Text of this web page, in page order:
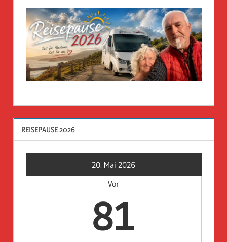
REISEPAUSE 2026
20. Mai 2026
Vor
81